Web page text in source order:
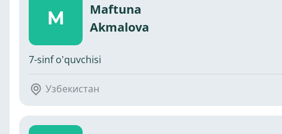
M
Maftuna
Akmalova
7-sinf o'quvchisi
Узбекистан